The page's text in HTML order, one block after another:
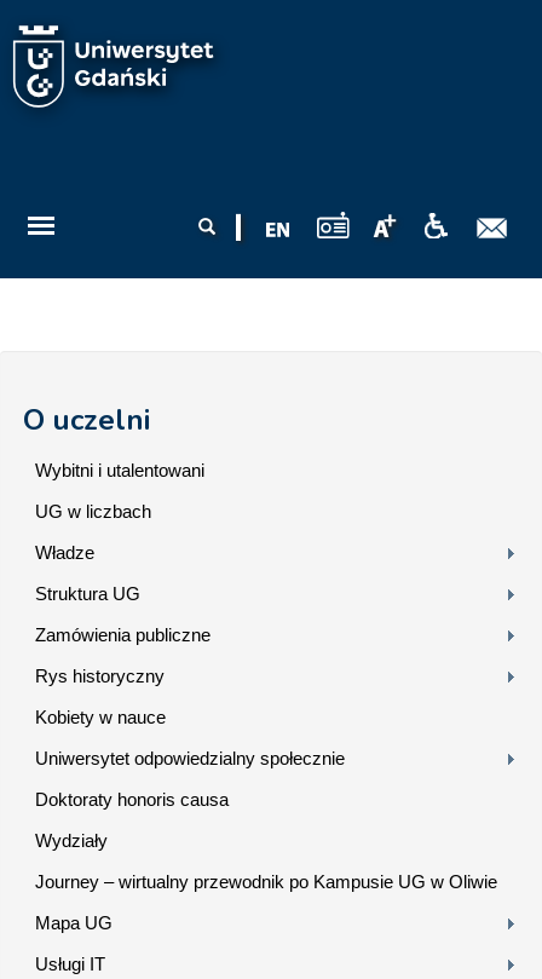
wyszukiwania
O uczelni
Wybitni i utalentowani
UG w liczbach
Władze
Struktura UG
Zamówienia publiczne
Rys historyczny
Kobiety w nauce
Uniwersytet odpowiedzialny społecznie
Doktoraty honoris causa
Wydziały
Journey – wirtualny przewodnik po Kampusie UG w Oliwie
Mapa UG
Usługi IT